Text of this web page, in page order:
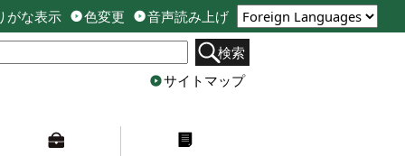
がな表示 色変更
音声読み上げ
検索
サイトマップ